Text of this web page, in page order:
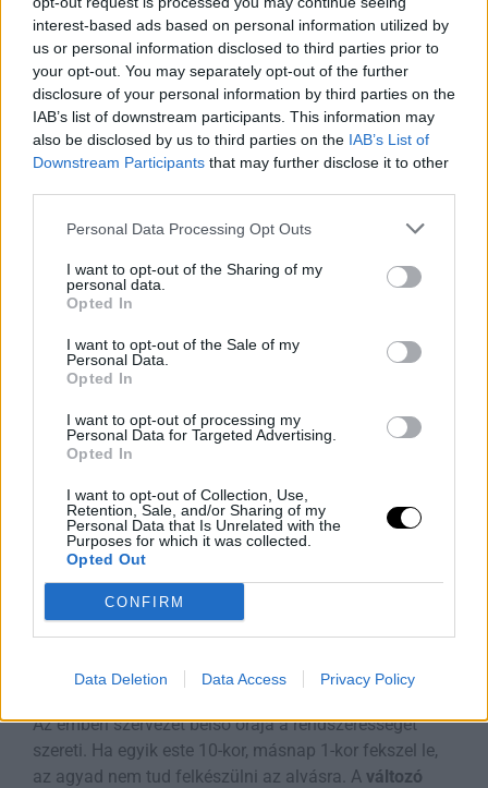
interest-based ads based on personal information utilized by
us or personal information disclosed to third parties prior to
your opt-out. You may separately opt-out of the further
disclosure of your personal information by third parties on the
IAB’s list of downstream participants. This information may
also be disclosed by us to third parties on the IAB’s List of
Downstream Participants that may further disclose it to other
Personal Data Processing Opt Outs
I want to opt-out of the Sharing of my
personal data.
Opted In
I want to opt-out of the Sale of my
Personal Data.
Opted In
I want to opt-out of processing my
Personal Data for Targeted Advertising.
Opted In
I want to opt-out of Collection, Use,
Retention, Sale, and/or Sharing of my
Personal Data that Is Unrelated with the
Purposes for which it was collected.
Opted Out
CONFIRM
Data Deletion Data Access Privacy Policy
túlaktiválják az agy úgynevezett éberségi hálózatát
ami meggátolja az elalvást, sőt idővelkrónikus
alvászavarrá is fajulhat.
Ezért kulcsfontosságú felismerni: az elalvás nem cél,
hanem következmény– annak a jele, hogy a test és
az elme engedélyt kapott a leállásra. Ahelyett, hogy
sötét, csendes környezet, lassú légzés, kellemes esti
kelj fel, csinálj valami pihentetőt, és csak akkor feküdj
vissza, ha újra álmos vagy. Ez a hozzáállás hosszú
távon sokkal hatékonyabb, mint az állandó küzdelem
az álmatlanság ellen.
🔹 Ha 20-30 perc alatt nem alszol el, kelj fel, és csinálj
🔹 Olvass egy unalmas könyvet vagy hallgass csendes
zenét.
🔹 Visszafeküdni csak akkor érdemes, ha már álmos
vagy.
9. Nincs rendszer a
lefekvésben
Az emberi szervezet belső órája a rendszerességet
szereti. Ha egyik este 10-kor, másnap 1-kor fekszel le,
az agyad nem tud felkészülni az alvásra. A változó